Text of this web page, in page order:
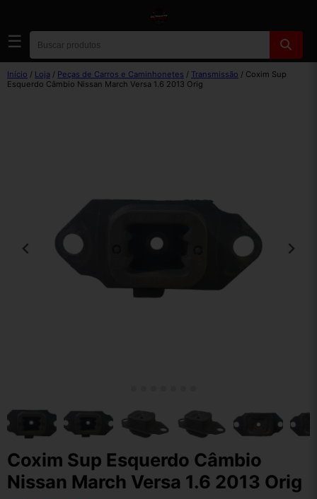
☰
Início / Loja / Peças de Carros e Caminhonetes / Transmissão / Coxim Sup
Esquerdo Câmbio Nissan March Versa 1.6 2013 Orig
Coxim Sup Esquerdo Câmbio
Nissan March Versa 1.6 2013 Orig